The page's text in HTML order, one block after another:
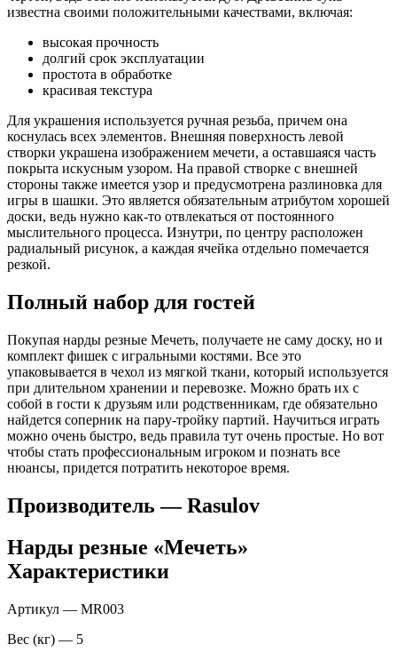
известна своими положительными качествами, включая:
высокая прочность
долгий срок эксплуатации
простота в обработке
красивая текстура
Для украшения используется ручная резьба, причем она
коснулась всех элементов. Внешняя поверхность левой
створки украшена изображением мечети, а оставшаяся часть
покрыта искусным узором. На правой створке с внешней
стороны также имеется узор и предусмотрена разлиновка для
игры в шашки. Это является обязательным атрибутом хорошей
доски, ведь нужно как-то отвлекаться от постоянного
мыслительного процесса. Изнутри, по центру расположен
радиальный рисунок, а каждая ячейка отдельно помечается
резкой.
Полный набор для гостей
Покупая нарды резные Мечеть, получаете не саму доску, но и
комплект фишек с игральными костями. Все это
упаковывается в чехол из мягкой ткани, который используется
при длительном хранении и перевозке. Можно брать их с
собой в гости к друзьям или родственникам, где обязательно
найдется соперник на пару-тройку партий. Научиться играть
можно очень быстро, ведь правила тут очень простые. Но вот
чтобы стать профессиональным игроком и познать все
нюансы, придется потратить некоторое время.
Производитель — Rasulov
Нарды резные «Мечеть»
Характеристики
Артикул — MR003
Вес (кг) — 5